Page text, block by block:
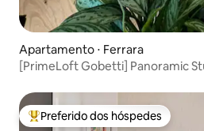
Apartamento ⋅ Ferrara
[PrimeLoft Gobetti] Panoramic
Entre os melhores preferidos dos
Preferido dos hóspedes